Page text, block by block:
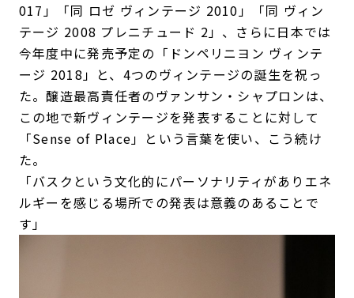
017」「同 ロゼ ヴィンテージ 2010」「同 ヴィン
テージ 2008 プレニチュード 2」、さらに日本では
今年度中に発売予定の「ドンペリニヨン ヴィンテ
ージ 2018」と、4つのヴィンテージの誕生を祝っ
た。醸造最高責任者のヴァンサン・シャプロンは、
この地で新ヴィンテージを発表することに対して
「Sense of Place」という言葉を使い、こう続け
た。
「バスクという文化的にパーソナリティがありエネ
ルギーを感じる場所での発表は意義のあることで
す」